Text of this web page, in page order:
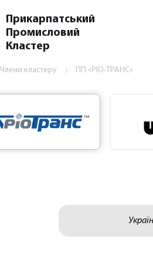
Прикарпатський
Промисловий
Кластер
Члени кластеру ПП «РІО-ТРАНС»